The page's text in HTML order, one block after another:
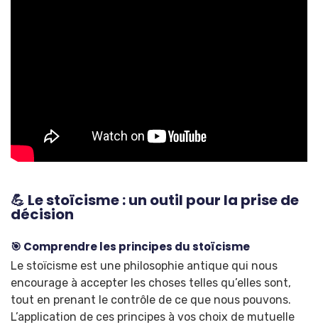
💪 Le stoïcisme : un outil pour la prise de
décision
🎯 Comprendre les principes du stoïcisme
Le stoïcisme est une philosophie antique qui nous
encourage à accepter les choses telles qu’elles sont,
tout en prenant le contrôle de ce que nous pouvons.
L’application de ces principes à vos choix de mutuelle